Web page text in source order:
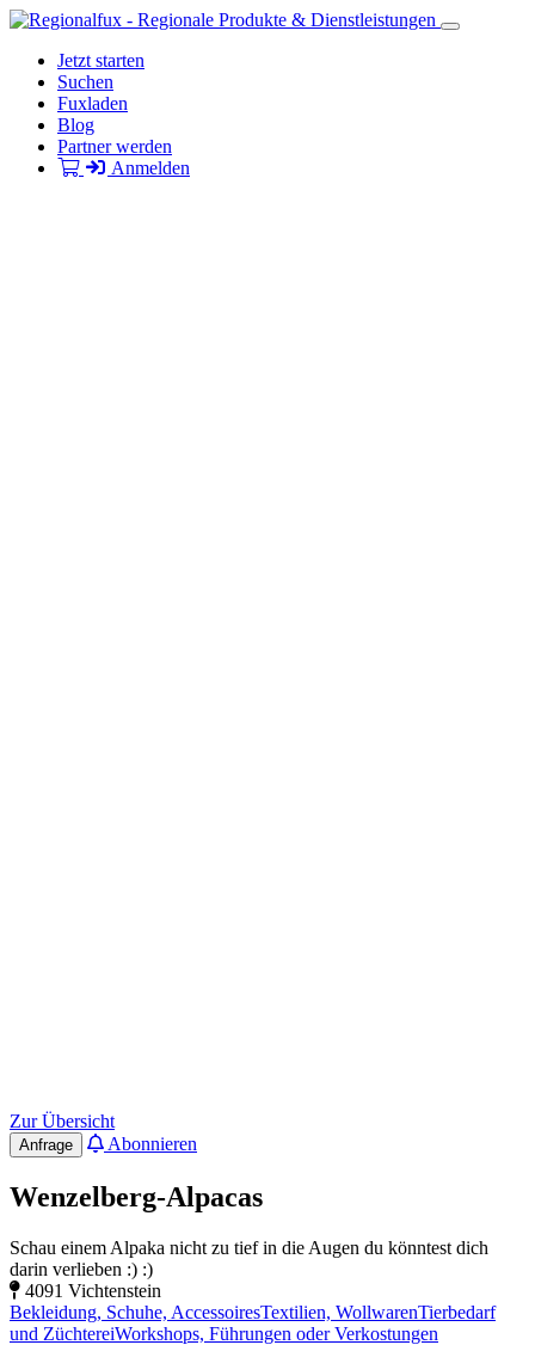
Jetzt starten
Suchen
Fuxladen
Blog
Partner werden
Anmelden
Zur Übersicht
Anfrage Abonnieren
Wenzelberg-Alpacas
Schau einem Alpaka nicht zu tief in die Augen du könntest dich
darin verlieben :) :)
4091 Vichtenstein
Bekleidung, Schuhe, AccessoiresTextilien, WollwarenTierbedarf
und ZüchtereiWorkshops, Führungen oder Verkostungen